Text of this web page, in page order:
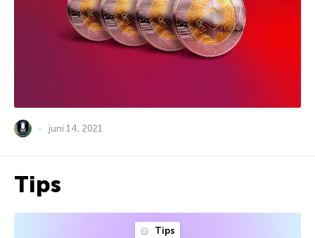
juni 14, 2021
Tips
Tips